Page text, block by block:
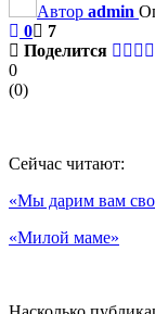
Автор admin
0
7
Поделится
0
(0)
Сейчас читают:
«Мы дарим вам
«Милой маме»